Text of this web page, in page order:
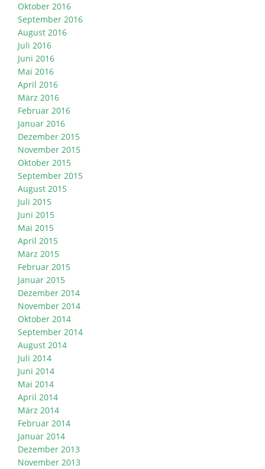
Oktober 2016
September 2016
August 2016
Juli 2016
Juni 2016
Mai 2016
April 2016
März 2016
Februar 2016
Januar 2016
Dezember 2015
November 2015
Oktober 2015
September 2015
August 2015
Juli 2015
Juni 2015
Mai 2015
April 2015
März 2015
Februar 2015
Januar 2015
Dezember 2014
November 2014
Oktober 2014
September 2014
August 2014
Juli 2014
Juni 2014
Mai 2014
April 2014
März 2014
Februar 2014
Januar 2014
Dezember 2013
November 2013